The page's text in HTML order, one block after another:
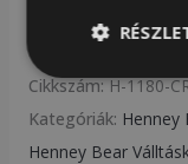
praktikumról sem.
Cikkszám:H-1180-
Kategóriák: Henney
Henney Bear